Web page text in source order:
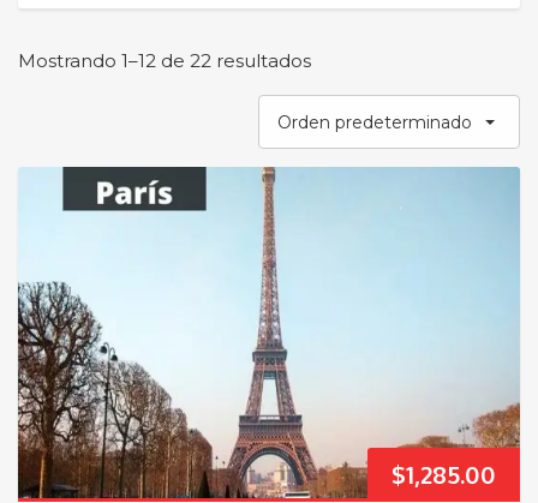
Mostrando 1–12 de 22 resultados
Orden predeterminado
$1,285.00